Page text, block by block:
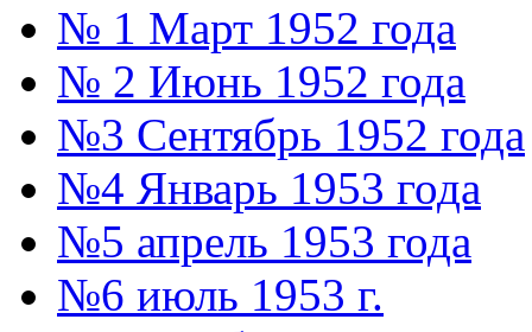
№ 1 Март 1952 года
№ 2 Июнь 1952 года
№3 Сентябрь 1952 года
№4 Январь 1953 года
№5 апрель 1953 года
№6 июль 1953 г.